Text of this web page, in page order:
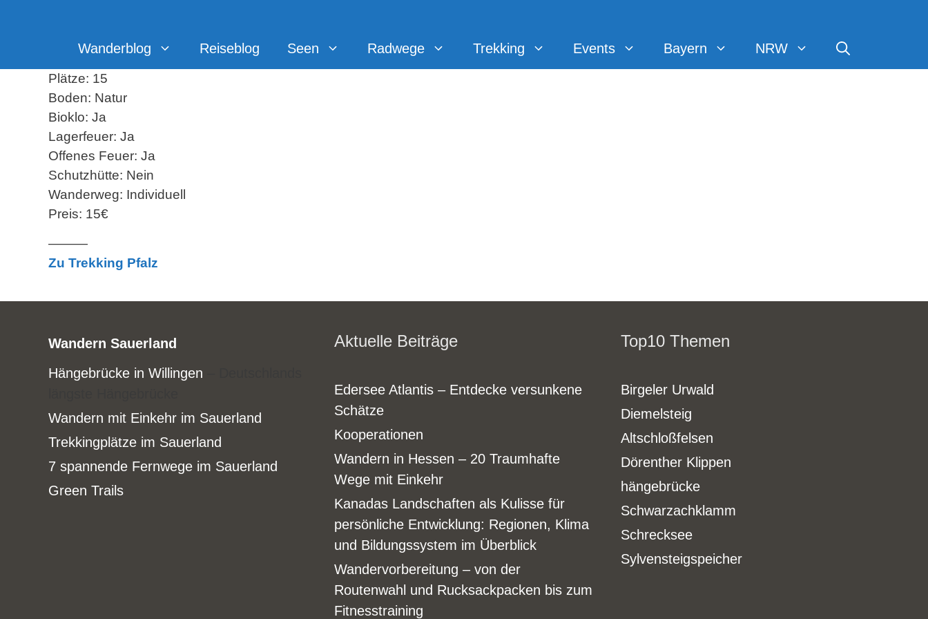
Wanderblog Reiseblog Seen Radwege Trekking Events Bayern NRW
Plätze: 15
Boden: Natur
Bioklo: Ja
Lagerfeuer: Ja
Offenes Feuer: Ja
Schutzhütte: Nein
Wanderweg: Individuell
Preis: 15€
———
Zu Trekking Pfalz
Wandern Sauerland
Hängebrücke in Willingen
Wandern mit Einkehr im Sauerland
Trekkingplätze im Sauerland
7 spannende Fernwege im Sauerland
Green Trails
Aktuelle Beiträge
Edersee Atlantis – Entdecke versunkene
Schätze
Kooperationen
Wandern in Hessen – 20 Traumhafte
Wege mit Einkehr
Kanadas Landschaften als Kulisse für
persönliche Entwicklung: Regionen, Klima
und Bildungssystem im Überblick
Wandervorbereitung – von der
Routenwahl und Rucksackpacken bis zum
Fitnesstraining
Top10 Themen
Birgeler Urwald
Diemelsteig
Altschloßfelsen
Dörenther Klippen
hängebrücke
Schwarzachklamm
Schrecksee
Sylvensteigspeicher